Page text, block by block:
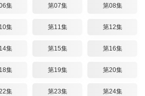
集 第07集 第08集
集 第11集 第12集
集 第15集 第16集
集 第19集 第20集
集 第23集 第24集